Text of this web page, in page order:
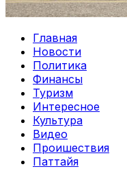
Главная
Новости
Политика
Финансы
Туризм
Интересное
Культура
Видео
Проишествия
Паттайя